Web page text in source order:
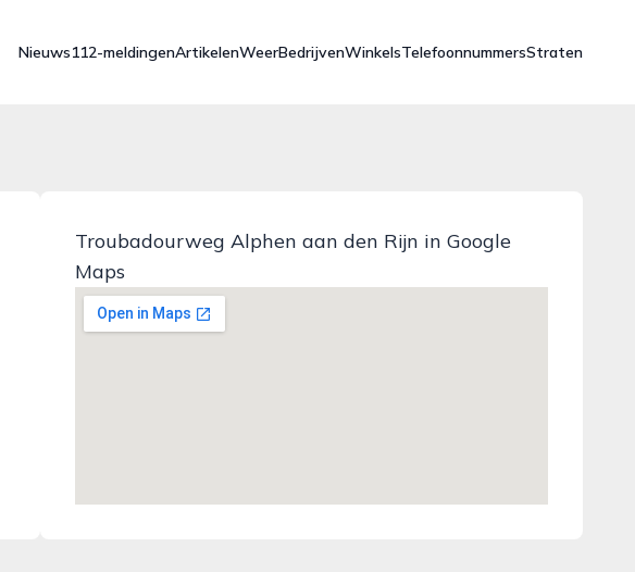
Nieuws112-meldingenArtikelenWeerBedrijvenWinkelsTelefoonnummersStraten
Troubadourweg Alphen aan den Rijn in Google
Maps